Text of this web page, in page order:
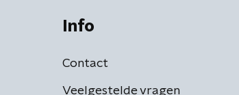
Info
Contact
Veelgestelde vragen